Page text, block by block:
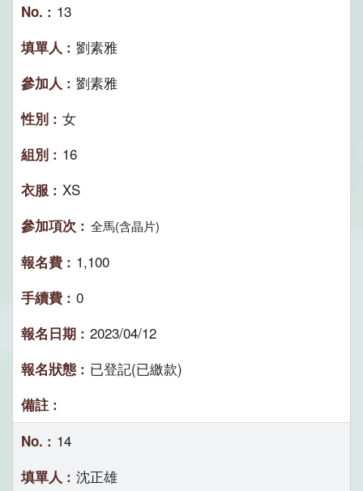
13
劉素雅
劉素雅
女
16
XS
全馬(含晶片)
1,100
0
2023/04/12
已登記(已繳款)
14
沈正雄